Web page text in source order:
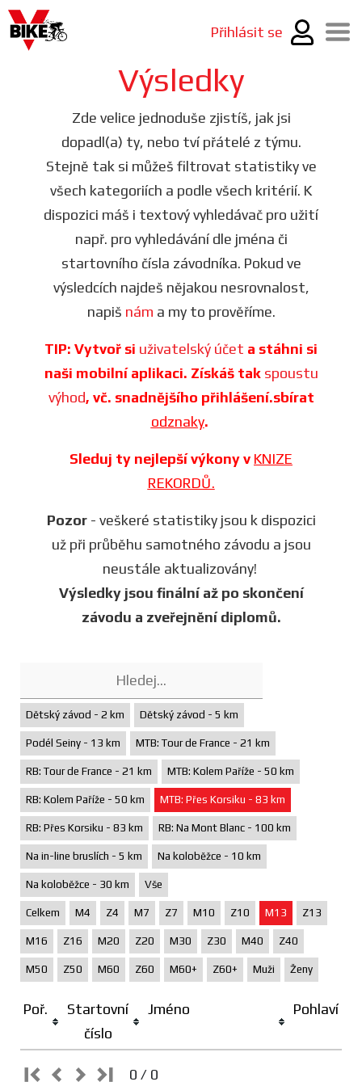
Přihlásit se
Výsledky
Zde velice jednoduše zjistíš, jak jsi
dopadl(a) ty, nebo tví přátelé z týmu.
Stejně tak si můžeš filtrovat statistiky ve
všech kategoriích a podle všech kritérií. K
dispozici máš i textový vyhledávač pro užití
např. pro vyhledávání dle jména či
startovního čísla závodníka. Pokud ve
výsledcích najdeš nějakou nesrovnalost,
napiš nám a my to prověříme.
TIP: Vytvoř si uživatelský účet a stáhni si
naši mobilní aplikaci. Získáš tak spoustu
výhod, vč. snadnějšího přihlášení.sbírat
odznaky.
Sleduj ty nejlepší výkony v KNIZE
REKORDŮ.
Pozor- veškeré statistiky jsou k dispozici
už při průběhu samotného závodu a jsou
neustále aktualizovány!
Výsledky jsou finální až po skončení
závodu a zveřejnění diplomů.
Dětský závod - 2 km Dětský závod - 5 km
Podél Seiny - 13 km MTB: Tour de France - 21 km
RB: Tour de France - 21 km MTB: Kolem Paříže - 50 km
RB: Kolem Paříže - 50 km MTB: Přes Korsiku - 83 km
RB: Přes Korsiku - 83 km RB: Na Mont Blanc - 100 km
Na in-line bruslích - 5 km Na koloběžce - 10 km
Na koloběžce - 30 km Vše
Celkem M4 Z4 M7 Z7 M10 Z10 M13 Z13
M16 Z16 M20 Z20 M30 Z30 M40 Z40
M50 Z50 M60 Z60 M60+ Z60+ Muži Ženy
Poř.
Startovní
číslo
Jméno Pohlaví
0 / 0